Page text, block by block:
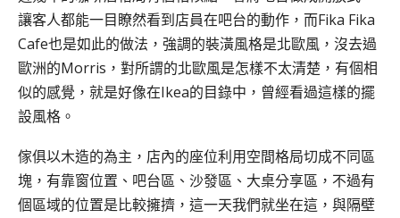
讓客人都能一目瞭然看到店員在吧台的動作，而Fika Fika
Cafe也是如此的做法，強調的裝潢風格是北歐風，沒去過
歐洲的Morris，對所謂的北歐風是怎樣不太清楚，有個相
似的感覺，就是好像在Ikea的目錄中，曾經看過這樣的擺
設風格。
傢俱以木造的為主，店內的座位利用空間格局切成不同區
塊，有靠窗位置、吧台區、沙發區、大桌分享區，不過有
個區域的位置是比較擁擠，這一天我們就坐在這，與隔壁